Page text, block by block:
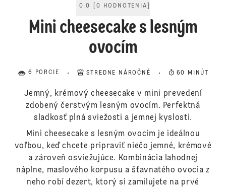
0.0 0 HODNOTENIA
Mini cheesecake s lesným
ovocím
6 PORCIE STREDNE NÁROČNÉ 60 MINÚT
Jemný, krémový cheesecake v mini prevedení
zdobený čerstvým lesným ovocím. Perfektná
sladkosť plná sviežosti a jemnej kyslosti.
Mini cheesecake s lesným ovocím je ideálnou
voľbou, keď chcete pripraviť niečo jemné, krémové
a zároveň osviežujúce. Kombinácia lahodnej
náplne, maslového korpusu a šťavnatého ovocia z
neho robí dezert, ktorý si zamilujete na prvé